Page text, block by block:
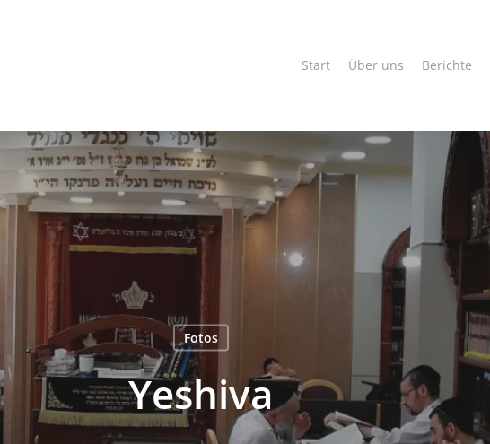
Start Über uns Berichte
Fotos
Yeshiva